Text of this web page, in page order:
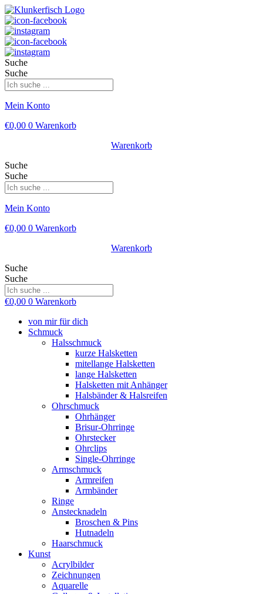
Suche
Suche
Mein Konto
€0,00 0 Warenkorb
Warenkorb
Suche
Suche
Mein Konto
€0,00 0 Warenkorb
Warenkorb
Suche
Suche
€0,00 0 Warenkorb
von mir für dich
Schmuck
Halsschmuck
kurze Halsketten
mitellange Halsketten
lange Halsketten
Halsketten mit Anhänger
Halsbänder & Halsreifen
Ohrschmuck
Ohrhänger
Brisur-Ohrringe
Ohrstecker
Ohrclips
Single-Ohrringe
Armschmuck
Armreifen
Armbänder
Ringe
Anstecknadeln
Broschen & Pins
Hutnadeln
Haarschmuck
Kunst
Acrylbilder
Zeichnungen
Aquarelle